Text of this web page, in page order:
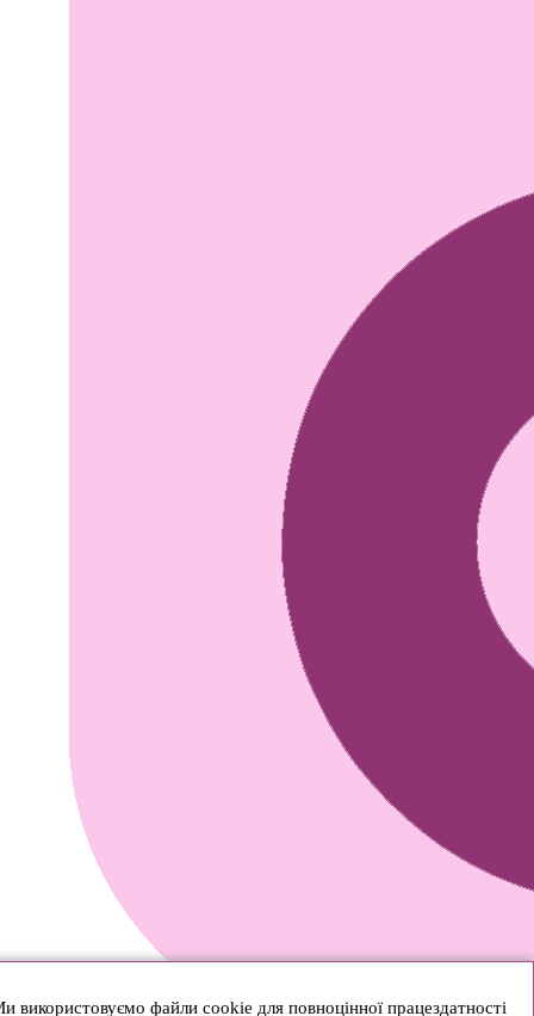
використовуємо файли cookie для повноцінної працездатності